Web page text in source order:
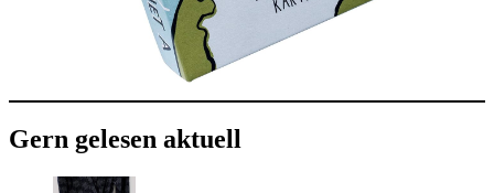
Gern gelesen aktuell